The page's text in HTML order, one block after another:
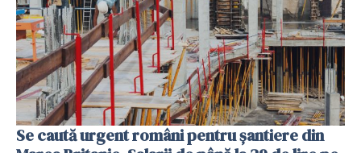
Se caută urgent români pentru șantiere din